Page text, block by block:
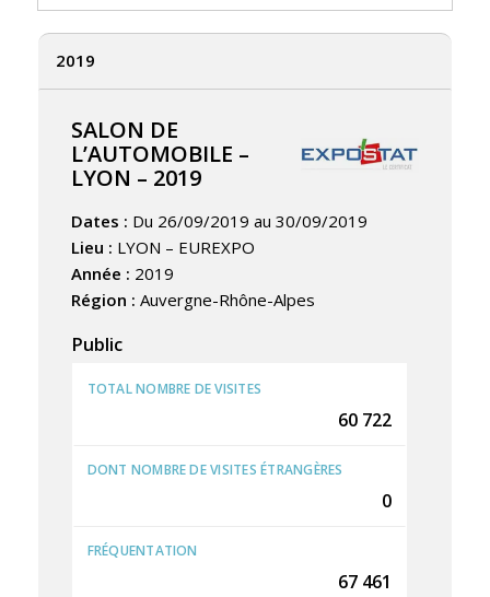
2019
SALON DE
L’AUTOMOBILE –
LYON – 2019
Dates : Du 26/09/2019 au 30/09/2019
Lieu : LYON – EUREXPO
Année : 2019
Région : Auvergne-Rhône-Alpes
Public
TOTAL NOMBRE DE VISITES
60 722
DONT NOMBRE DE VISITES ÉTRANGÈRES
0
FRÉQUENTATION
67 461